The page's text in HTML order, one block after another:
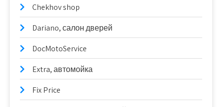
Chekhov shop
Dariano, салон дверей
DocMotoService
Extra, автомойка
Fix Price